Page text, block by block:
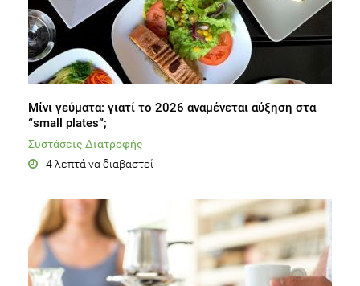
Μίνι γεύματα: γιατί το 2026 αναμένεται αύξηση στα
“small plates”;
Συστάσεις Διατροφής
4 λεπτά να διαβαστεί